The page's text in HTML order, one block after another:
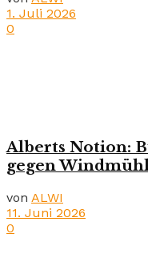
1. Juli 2026
0
Alberts Notion:
gegen
von ALWI
11. Juni 2026
0